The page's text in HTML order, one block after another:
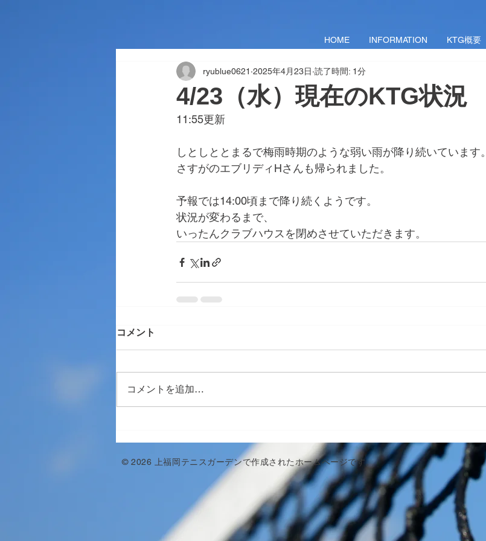
HOME INFORMATION KTG概要
4/23（水）現在のKTG状況
ryublue0621 2025年4月23日 読了時間: 1分
11:55更新
しとしととまるで梅雨時期のような弱い雨が降り続いています。
さすがのエブリディHさんも帰られました。
予報では14:00頃まで降り続くようです。
状況が変わるまで、
いったんクラブハウスを閉めさせていただきます。
コメント
コメントを追加…
© 2026 上福岡テニスガーデンで作成されたホームページです。